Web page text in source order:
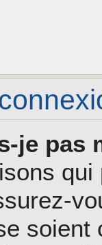
je pas
soient